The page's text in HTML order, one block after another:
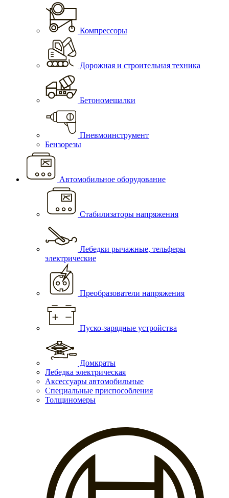
Компрессоры
Дорожная и строительная техника
Бетономешалки
Пневмоинструмент
Бензорезы
Автомобильное оборудование
Стабилизаторы напряжения
Лебедки рычажные, тельферы
электрические
Преобразователи напряжения
Пуско-зарядные устройства
Домкраты
Лебедка электрическая
Аксессуары автомобильные
Специальные приспособления
Толщиномеры